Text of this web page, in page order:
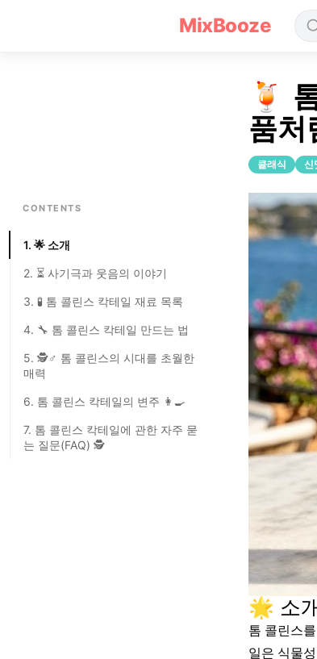
MixBooze
CONTENTS
1. 🌟 소개
2. ⏳ 사기극과 웃음의 이야기
3. 🧪 톰 콜린스 칵테일 재료 목록
4. 🔧 톰 콜린스 칵테일 만드는 법
5. 🕵️♂ 톰 콜린스의 시대를 초월한
매력
6. 톰 콜린스 칵테일의 변주 👩‍🍳
7. 톰 콜린스 칵테일에 관한 자주 묻
는 질문(FAQ) 🕵️
🍹
품처
클래식 신
🌟 소
톰 콜린스
일은 식물